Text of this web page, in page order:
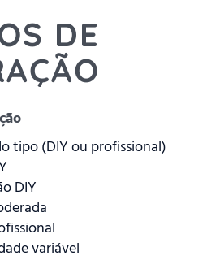
DE
tipo (DIY ou profissional)
DIY
variável